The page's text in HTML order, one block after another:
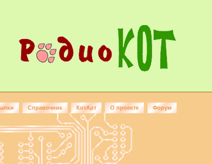
Справочник КотАрт О проекте Форум